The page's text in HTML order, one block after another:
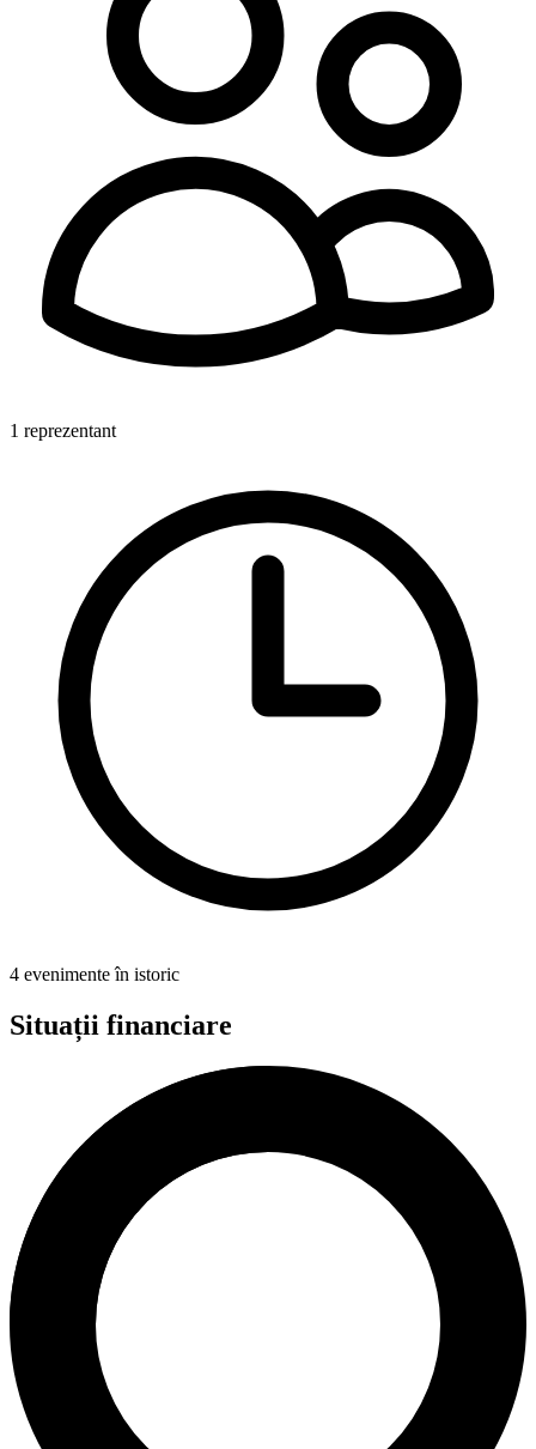
1 reprezentant
4 evenimente în istoric
Situații financiare